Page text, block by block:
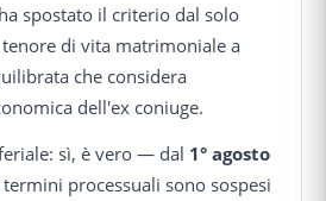
spostato il criterio dal solo
di vita matrimoniale a
che considera
dell'ex coniuge.
sì, è vero — dal 1° agosto
termini processuali sono sospesi